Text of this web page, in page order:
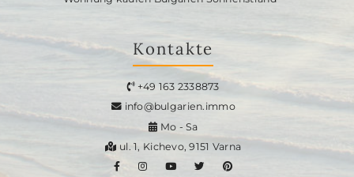
Kontakte
+49 163 2338873
info@bulgarien.immo
Mo - Sa
ul. 1, Kichevo, 9151 Varna